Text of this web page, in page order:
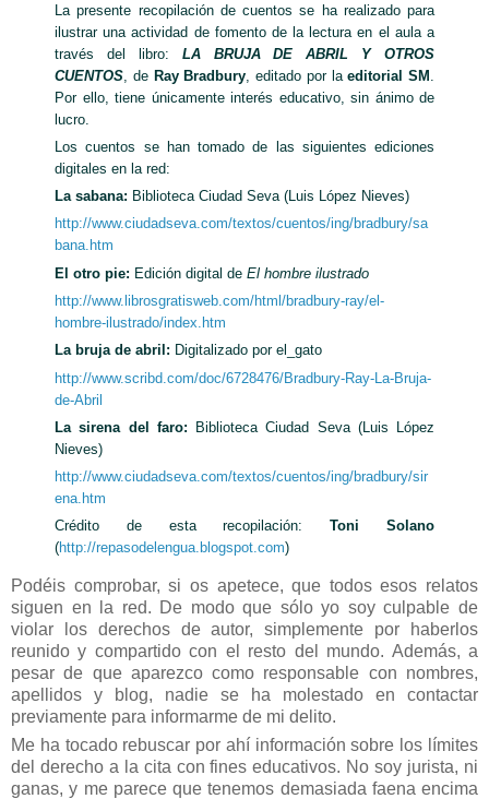
La presente recopilación de cuentos se ha realizado para
ilustrar una actividad de fomento de la lectura en el aula a
través del libro: LA BRUJA DE ABRIL Y OTROS
CUENTOS , de Ray Bradbury , editado por laeditorial SM
Por ello, tiene únicamente interés educativo, sin ánimo de
lucro.
Los cuentos se han tomado de las siguientes ediciones
digitales en la red:
La sabana: Biblioteca Ciudad Seva (Luis López Nieves)
http://www.ciudadseva.com/textos/cuentos/ing/bradbury/sa
bana.htm
El otro pie: Edición digital de El hombre ilustrado
http://www.librosgratisweb.com/html/bradbury-ray/el-
hombre-ilustrado/index.htm
La bruja de abril: Digitalizado por el_gato
http://www.scribd.com/doc/6728476/Bradbury-Ray-La-Bruja-
de-Abril
La sirena del faro: Biblioteca Ciudad Seva (Luis López
Nieves)
http://www.ciudadseva.com/textos/cuentos/ing/bradbury/sir
ena.htm
Crédito de esta recopilación:Toni Solano
(http://repasodelengua.blogspot.com)
Podéis comprobar, si os apetece, que todos esos relatos
siguen en la red. De modo que sólo yo soy culpable de
violar los derechos de autor, simplemente por haberlos
reunido y compartido con el resto del mundo. Además, a
pesar de que aparezco como responsable con nombres,
apellidos y blog, nadie se ha molestado en contactar
previamente para informarme de mi delito.
Me ha tocado rebuscar por ahí información sobre los límites
del derecho a la cita con fines educativos. No soy jurista, ni
ganas, y me parece que tenemos demasiada faena encima